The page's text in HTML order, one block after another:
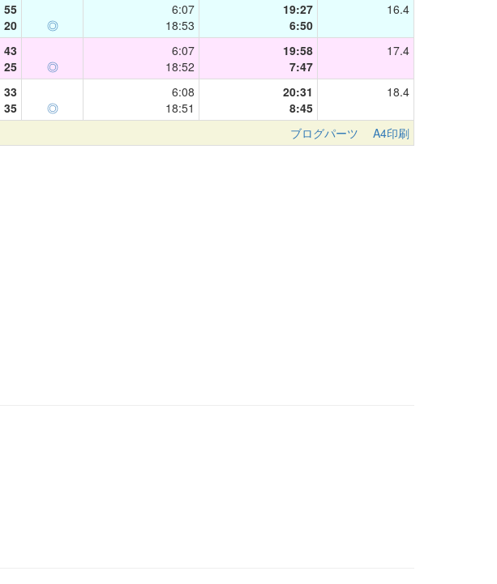
55
20
◎
6:07
18:53
19:27
6:50
16.4
43
25
◎
6:07
18:52
19:58
7:47
17.4
33
35
◎
6:08
18:51
20:31
8:45
18.4
ブログパーツ A4印刷